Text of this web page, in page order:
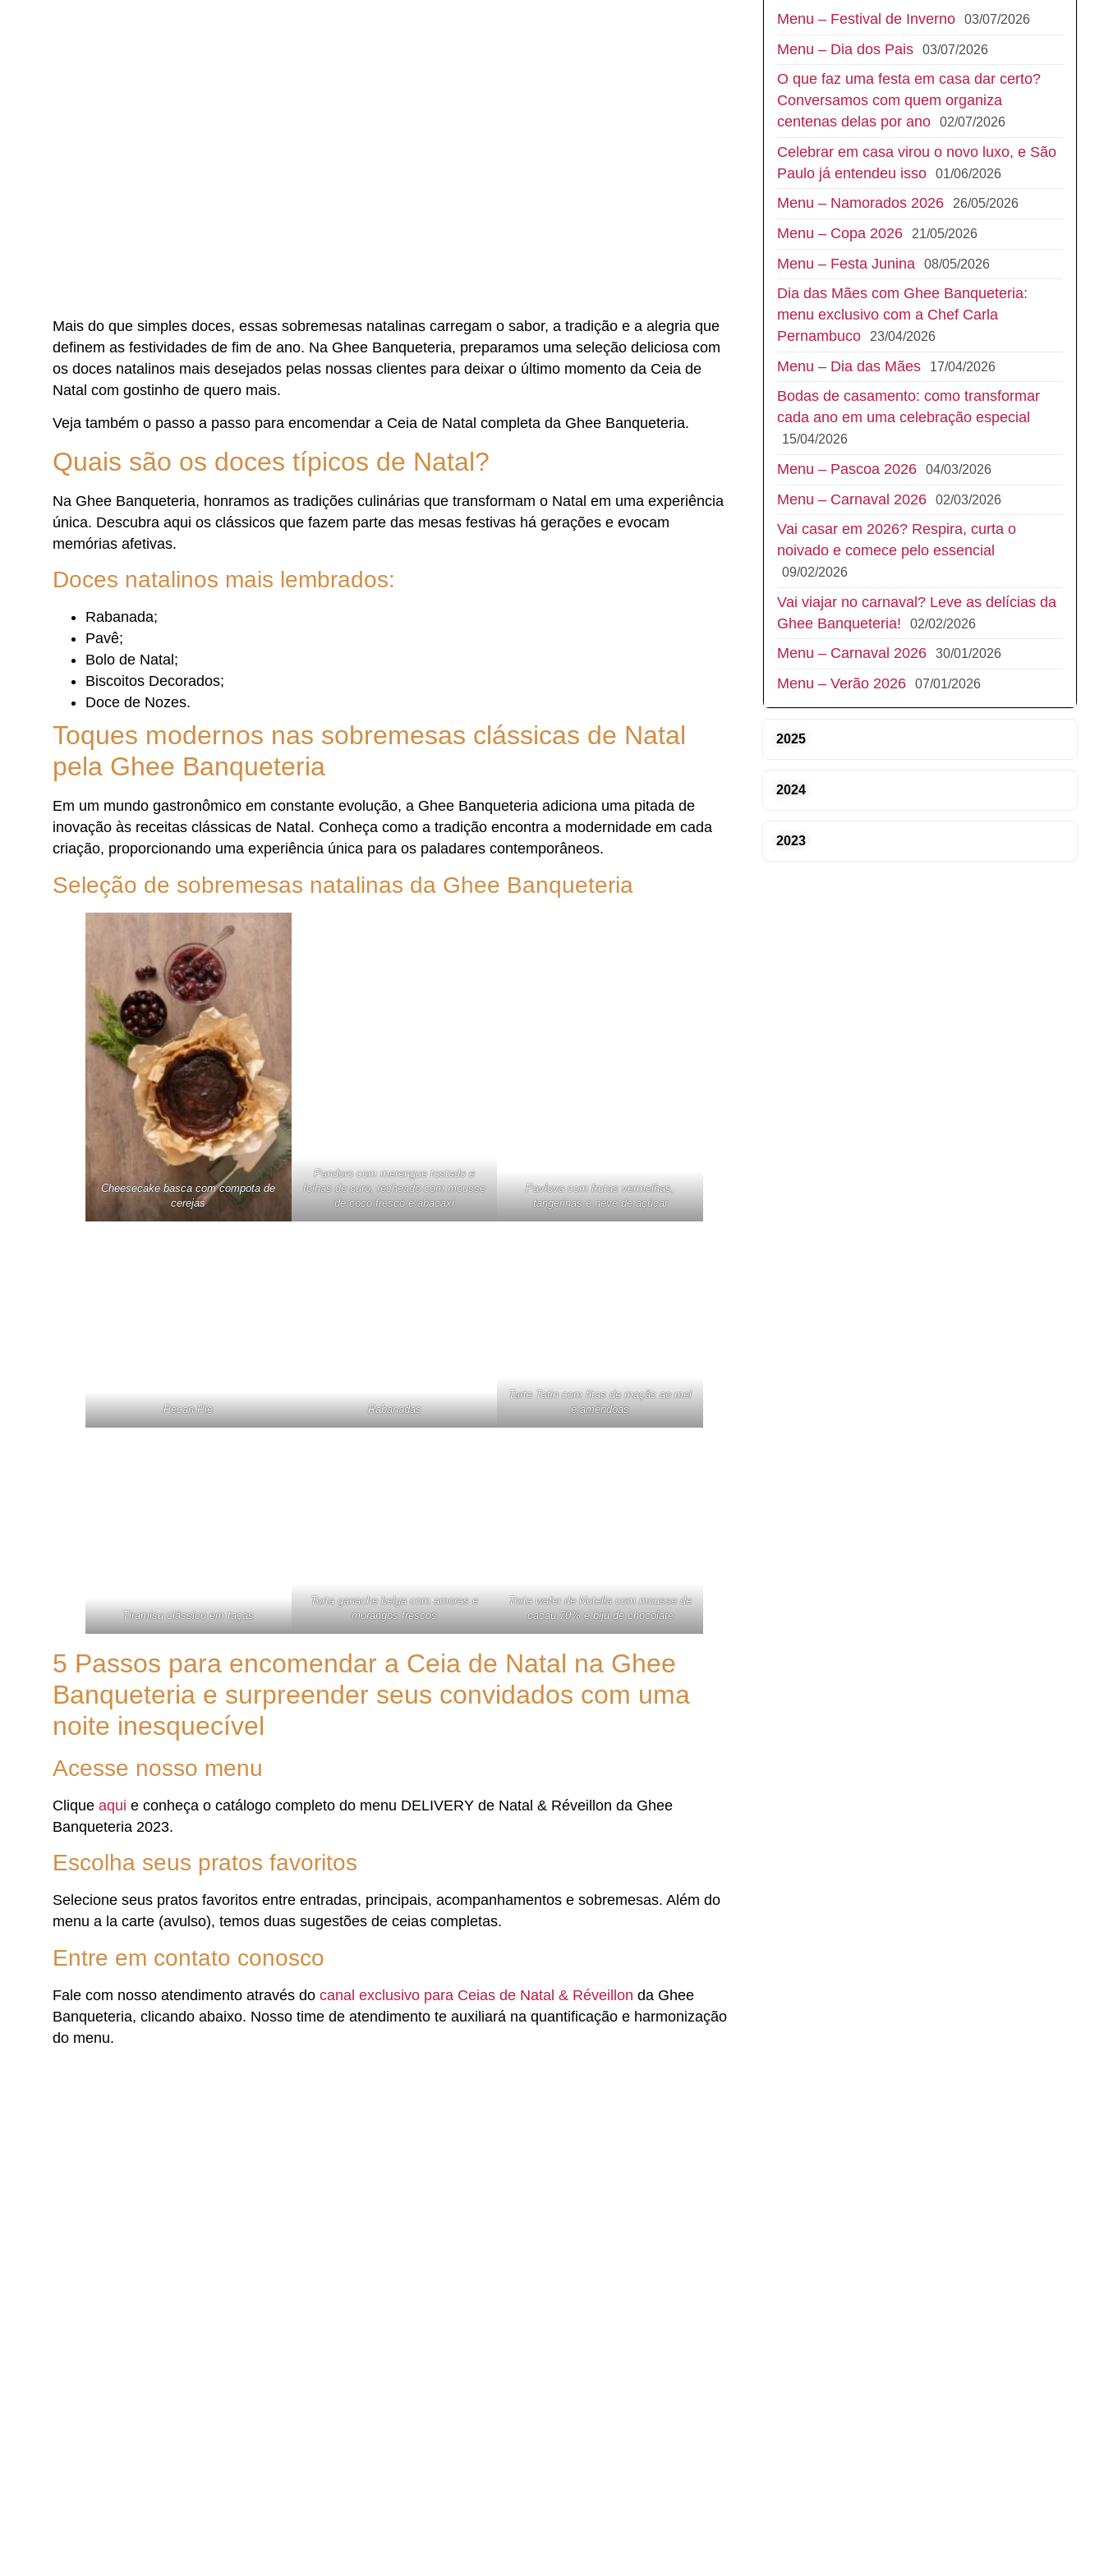
Mais do que simples doces, essas sobremesas natalinas carregam o sabor, a tradição e a alegria que
definem as festividades de fim de ano. Na Ghee Banqueteria, preparamos uma seleção deliciosa com
os doces natalinos mais desejados pelas nossas clientes para deixar o último momento da Ceia de
Natal com gostinho de quero mais.
Veja também o passo a passo para encomendar a Ceia de Natal completa da Ghee Banqueteria.
Quais são os doces típicos de Natal?
Na Ghee Banqueteria, honramos as tradições culinárias que transformam o Natal em uma experiência
única. Descubra aqui os clássicos que fazem parte das mesas festivas há gerações e evocam
memórias afetivas.
Doces natalinos mais lembrados:
Rabanada;
Pavê;
Bolo de Natal;
Biscoitos Decorados;
Doce de Nozes.
Toques modernos nas sobremesas clássicas de Natal
pela Ghee Banqueteria
Em um mundo gastronômico em constante evolução, a Ghee Banqueteria adiciona uma pitada de
inovação às receitas clássicas de Natal. Conheça como a tradição encontra a modernidade em cada
criação, proporcionando uma experiência única para os paladares contemporâneos.
Seleção de sobremesas natalinas da Ghee Banqueteria
Cheesecake basca com compota de
cerejas
Pandoro com merengue tostado e
folhas de ouro, recheado com mousse
de coco fresco e abacaxi
Pavlova com frutas vermelhas,
tangerinas e neve de açúcar
Pecan Pie Rabanadas
Tarte Tatin com fitas de maçãs ao mel
e amêndoas
Tiramisu clássico em taças
Torta ganache belga com amoras e
morangos frescos
Torta wafer de Nutella com mousse de
cacau 70% e bijú de chocolate
5 Passos para encomendar a Ceia de Natal na Ghee
Banqueteria e surpreender seus convidados com uma
noite inesquecível
Acesse nosso menu
Clique aqui e conheça o catálogo completo do menu DELIVERY de Natal & Réveillon da Ghee
Banqueteria 2023.
Escolha seus pratos favoritos
Selecione seus pratos favoritos entre entradas, principais, acompanhamentos e sobremesas. Além do
menu a la carte (avulso), temos duas sugestões de ceias completas.
Entre em contato conosco
Fale com nosso atendimento através do canal exclusivo para Ceias de Natal & Réveillon da Ghee
Banqueteria, clicando abaixo. Nosso time de atendimento te auxiliará na quantificação e harmonização
do menu.
Menu – Festival de Inverno 03/07/2026
Menu – Dia dos Pais 03/07/2026
O que faz uma festa em casa dar certo?
Conversamos com quem organiza
centenas delas por ano
02/07/2026
Celebrar em casa virou o novo luxo, e São
Paulo já entendeu isso
01/06/2026
Menu – Namorados 2026 26/05/2026
Menu – Copa 2026 21/05/2026
Menu – Festa Junina 08/05/2026
Dia das Mães com Ghee Banqueteria:
menu exclusivo com a Chef Carla
Pernambuco
23/04/2026
Menu – Dia das Mães 17/04/2026
Bodas de casamento: como transformar
cada ano em uma celebração especial
15/04/2026
Menu – Pascoa 2026 04/03/2026
Menu – Carnaval 2026 02/03/2026
Vai casar em 2026? Respira, curta o
noivado e comece pelo essencial
09/02/2026
Vai viajar no carnaval? Leve as delícias da
Ghee Banqueteria!
02/02/2026
Menu – Carnaval 2026 30/01/2026
Menu – Verão 2026 07/01/2026
2025
2024
2023